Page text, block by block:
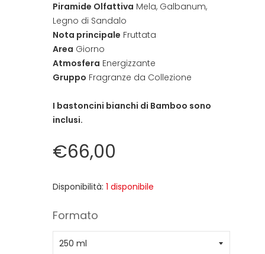
Piramide Olfattiva Mela, Galbanum,
Legno di Sandalo
Nota principale Fruttata
Area Giorno
Atmosfera Energizzante
Gruppo Fragranze da Collezione
I bastoncini bianchi di Bamboo sono
inclusi.
€66,00
Disponibilità: 1 disponibile
Formato